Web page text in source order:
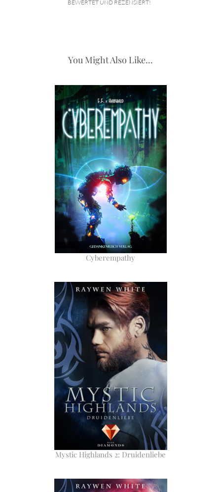
BEWERTET UND REZENSIERT!
You Might Also Like...
Cyberempathy
Mystic Highlands 2: Druidenliebe